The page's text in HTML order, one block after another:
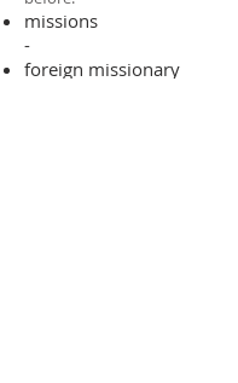
missions
-
foreign missionary